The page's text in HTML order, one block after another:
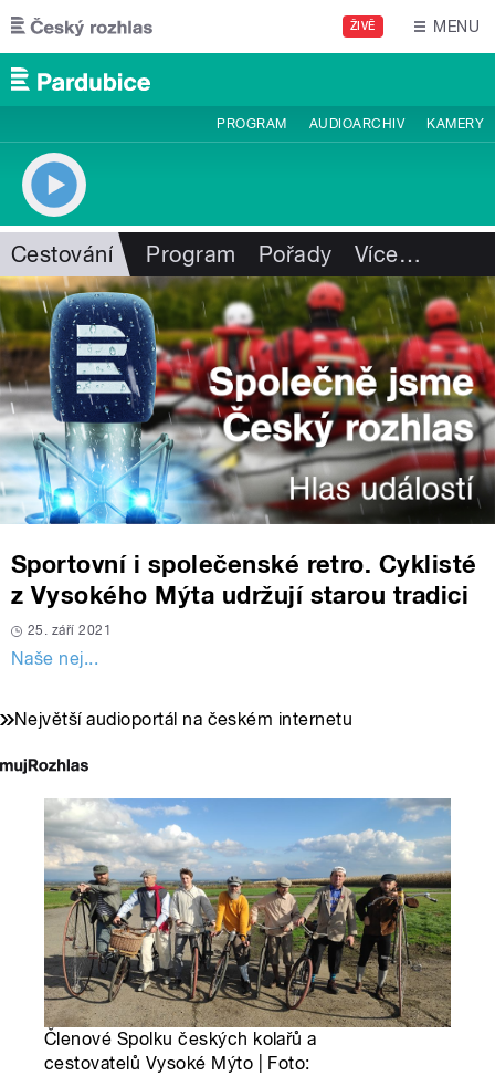
Přejít k hlavnímu obsahu
ŽIVĚ MENU
PROGRAM AUDIOARCHIV KAMERY
Cestování Program Pořady Více…
Sportovní i společenské retro. Cyklisté
z Vysokého Mýta udržují starou tradici
25. září 2021
Naše nej...
Největší audioportál na českém internetu
Členové Spolku českých kolařů a
cestovatelů Vysoké Mýto | Foto: